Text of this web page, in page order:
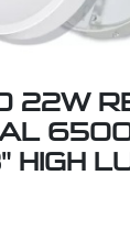
22W
HIGH